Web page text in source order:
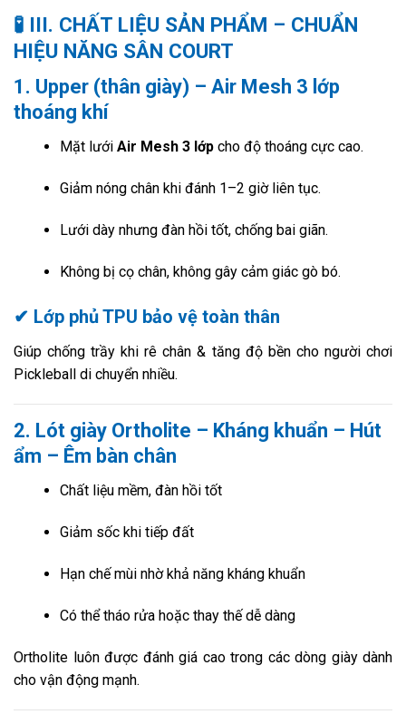
🧪 III. CHẤT LIỆU SẢN PHẨM – CHUẨN
HIỆU NĂNG SÂN COURT
1. Upper (thân giày) – Air Mesh 3 lớp
thoáng khí
Mặt lưới Air Mesh 3 lớpcho độ thoáng cực cao.
Giảm nóng chân khi đánh 1–2 giờ liên tục.
Lưới dày nhưng đàn hồi tốt, chống bai giãn.
Không bị cọ chân, không gây cảm giác gò bó.
✔ Lớp phủ TPU bảo vệ toàn thân
Giúp chống trầy khi rê chân & tăng độ bền cho người chơi
Pickleball di chuyển nhiều.
2. Lót giày Ortholite – Kháng khuẩn – Hút
ẩm – Êm bàn chân
Chất liệu mềm, đàn hồi tốt
Giảm sốc khi tiếp đất
Hạn chế mùi nhờ khả năng kháng khuẩn
Có thể tháo rửa hoặc thay thế dễ dàng
Ortholite luôn được đánh giá cao trong các dòng giày dành
cho vận động mạnh.